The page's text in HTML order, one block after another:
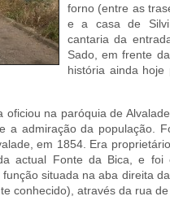
forno (entre as
e a casa de
cantaria da
Sado, em frente
história ainda
oficiou na paróquia de
a admiração da população.
em 1854. Era
actual Fonte da Bica, e
situada na aba direita
conhecido), através da rua